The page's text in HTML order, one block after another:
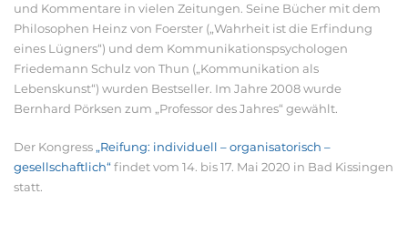
und Kommentare in vielen Zeitungen. Seine Bücher mit dem
Philosophen Heinz von Foerster („Wahrheit ist die Erfindung
eines Lügners“) und dem Kommunikationspsychologen
Friedemann Schulz von Thun („Kommunikation als
Lebenskunst“) wurden Bestseller. Im Jahre 2008 wurde
Bernhard Pörksen zum „Professor des Jahres“ gewählt.
Der Kongress „Reifung: individuell – organisatorisch –
gesellschaftlich“findet vom 14. bis 17. Mai 2020 in Bad Kissingen
statt.